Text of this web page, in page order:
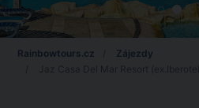
Rainbowtours.cz
Zájezdy